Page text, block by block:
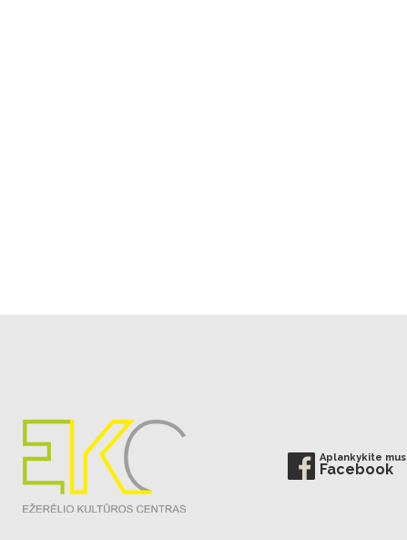
Aplankykite mus
Facebook